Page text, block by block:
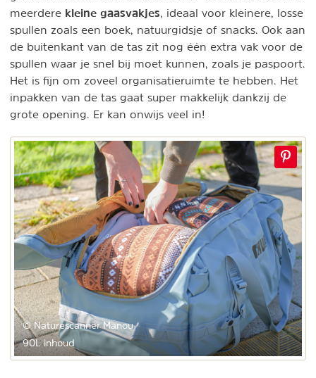
meerdere kleine gaasvakjes , ideaal voor kleinere, losse
spullen zoals een boek, natuurgidsje of snacks. Ook aan
de buitenkant van de tas zit nog één extra vak voor de
spullen waar je snel bij moet kunnen, zoals je paspoort.
Het is fijn om zoveel organisatieruimte te hebben. Het
inpakken van de tas gaat super makkelijk dankzij de
grote opening. Er kan onwijs veel in!
© Naturescanner Manou
90L inhoud